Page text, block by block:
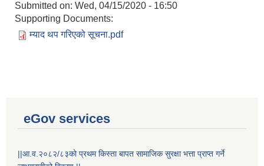
Submitted on: Wed, 04/15/2020 - 16:50
Supporting Documents:
म्याद थप गरिएको सूचना.pdf
eGov services
||आ.व.२०८२/८३को प्रथम किस्ता बापत सामाजिक सुरक्षा भत्ता प्राप्त गर्ने